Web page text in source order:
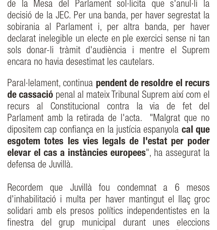
de la Mesa del Parlament sol·licita que s'anul·li la
decisió de la JEC. Per una banda, per haver segrestat la
sobirania al Parlament i, per altra banda, per haver
declarat inelegible un electe en ple exercici sense ni tan
sols donar-li tràmit d'audiència i mentre el Suprem
encara no havia desestimat les cautelars.
Paral·lelament, continua pendent de resoldre el recurs
de cassació penal al mateix Tribunal Suprem així com el
recurs al Constitucional contra la via de fet del
Parlament amb la retirada de l'acta. "Malgrat que no
dipositem cap confiança en la justícia espanyola cal que
esgotem totes les vies legals de l'estat per poder
elevar el cas a instàncies europees", ha assegurat la
defensa de Juvillà.
Recordem que Juvillà fou condemnat a 6 mesos
d'inhabilitació i multa per haver mantingut el llaç groc
solidari amb els presos polítics independentistes en la
finestra del grup municipal durant unes eleccions